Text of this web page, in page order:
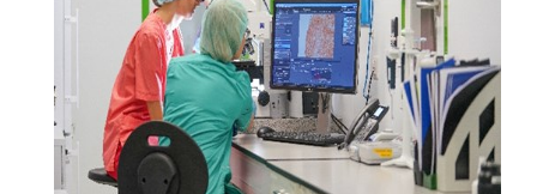
Республика Карелия
Республика Калмыкия
Республика Хакасия
Ростовская область
г. Санкт-Петербург